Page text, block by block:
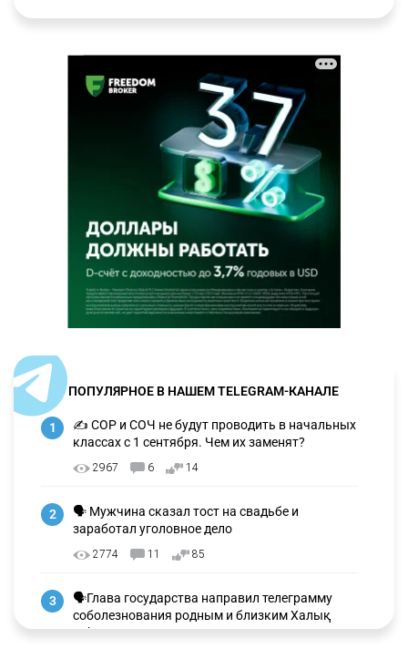
ПОПУЛЯРНОЕ В НАШЕМ TELEGRAM-КАНАЛЕ
1
✍️ СОР и СОЧ не будут проводить в начальных
классах с 1 сентября. Чем их заменят?
2967 6 14
2
🗣 Мужчина сказал тост на свадьбе и
заработал уголовное дело
2774 11 85
3
🗣Глава государства направил телеграмму
соболезнования родным и близким Халық
қаһарманы Ивана Гапича